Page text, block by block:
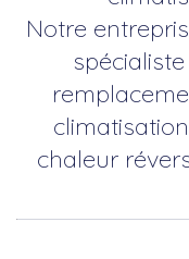
Notre
chaleur